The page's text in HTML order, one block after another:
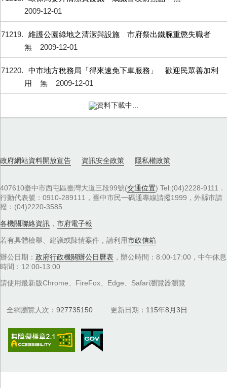
2009-12-01
71219
維護公園綠地之清潔與設施 市府祭出鐵腕重懲失職者
無
2009-12-01
71220
中市地方稅務局「得來速免下車服務」 歡迎民眾善加利
用
無 2009-12-01
資料下載中...
政府網站資料開放宣告 資訊安全政策 隱私權政策
407610臺中市西屯區臺灣大道三段99號(交通位置) Tel:(04)2228-9111．
行動代表號：0910-289111，臺中市民一碼通專線請撥1999，外縣市請
撥：(04)2220-3585
各機關聯絡資訊 ， 市府電子報
若有具體檢舉、建議或陳情案件，請利用市政信箱
辦公日期： 政府行政機關辦公日曆表 ，辦公時間：8:00-17:00，中午休息
時間：12:00-13:00
請使用最新版Chrome、FireFox、Edge、Safari瀏覽器瀏覽
全網瀏覽人次 927735150 更新日期 115年8月3日